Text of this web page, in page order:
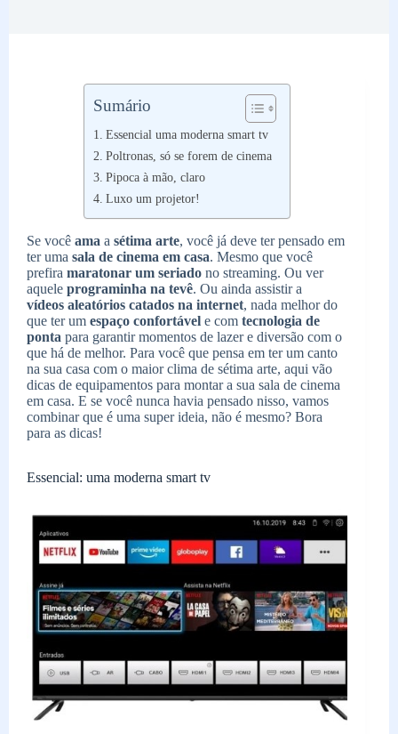
Sumário
Essencial uma moderna smart tv
Poltronas, só se forem de cinema
Pipoca à mão, claro
Luxo um projetor!
Se você ama a sétima arte, você já deve ter pensado em
ter uma sala de cinema em casa. Mesmo que você
prefira maratonar um seriado no streaming. Ou ver
aquele programinha na tevê. Ou ainda assistir a
vídeos aleatórios catados na internet, nada melhor do
que ter um espaço confortável e com tecnologia de
ponta para garantir momentos de lazer e diversão com o
que há de melhor. Para você que pensa em ter um canto
na sua casa com o maior clima de sétima arte, aqui vão
dicas de equipamentos para montar a sua sala de cinema
em casa. E se você nunca havia pensado nisso, vamos
combinar que é uma super ideia, não é mesmo? Bora
para as dicas!
Essencial: uma moderna smart tv